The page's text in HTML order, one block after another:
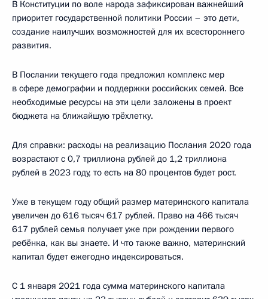
В Конституции по воле народа зафиксирован важнейший
приоритет государственной политики России – это дети,
создание наилучших возможностей для их всестороннего
развития.
В Послании текущего года предложил комплекс мер
в сфере демографии и поддержки российских семей. Все
необходимые ресурсы на эти цели заложены в проект
бюджета на ближайшую трёхлетку.
Для справки: расходы на реализацию Послания 2020 года
возрастают с 0,7 триллиона рублей до 1,2 триллиона
рублей в 2023 году, то есть на 80 процентов будет рост.
Уже в текущем году общий размер материнского капитала
увеличен до 616 тысяч 617 рублей. Право на 466 тысяч
617 рублей семья получает уже при рождении первого
ребёнка, как вы знаете. И что также важно, материнский
капитал будет ежегодно индексироваться.
С 1 января 2021 года сумма материнского капитала